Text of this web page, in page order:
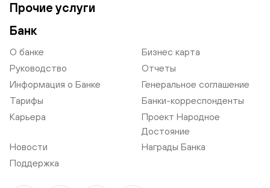
Прочие услуги
Банк
О банке
Бизнес карта
Руководство
Отчеты
Информация о Банке
Генеральное соглашение
Тарифы
Банки-корреспонденты
Карьера
Проект Народное
Достояние
Новости
Награды Банка
Поддержка